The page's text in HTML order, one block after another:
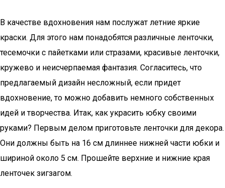
В качестве вдохновения нам послужат летние яркие
краски. Для этого нам понадобятся различные ленточки,
тесемочки с пайетками или стразами, красивые ленточки,
кружево и неисчерпаемая фантазия. Согласитесь, что
предлагаемый дизайн несложный, если придет
вдохновение, то можно добавить немного собственных
идей и творчества. Итак, как украсить юбку своими
руками? Первым делом приготовьте ленточки для декора.
Они должны быть на 16 см длиннее нижней части юбки и
шириной около 5 см. Прошейте верхние и нижние края
ленточек зигзагом.